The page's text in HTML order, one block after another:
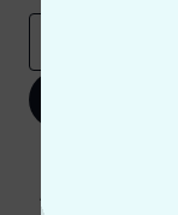
Mit Klick auf
Abmeldung ist